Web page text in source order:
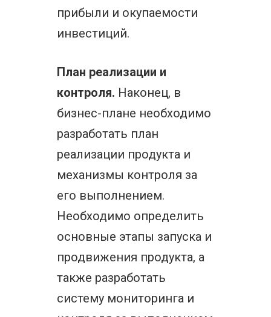
прибыли и окупаемости
инвестиций.
План реализации и
контроля. Наконец, в
бизнес-плане необходимо
разработать план
реализации продукта и
механизмы контроля за
его выполнением.
Необходимо определить
основные этапы запуска и
продвижения продукта, а
также разработать
систему мониторинга и